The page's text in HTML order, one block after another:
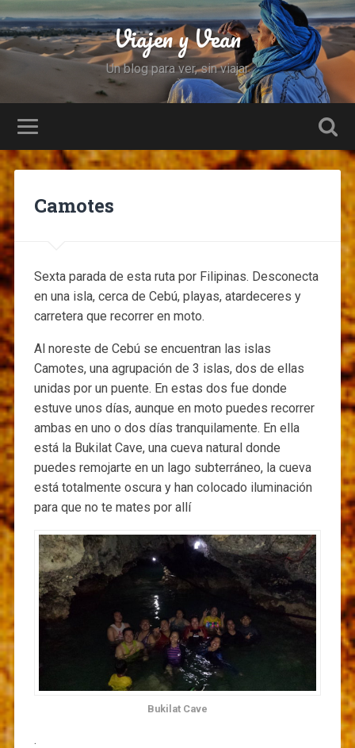
Viajen y Vean
Un blog para ver, sin viajar
Camotes
Sexta parada de esta ruta por Filipinas. Desconecta
en una isla, cerca de Cebú, playas, atardeceres y
carretera que recorrer en moto.
Al noreste de Cebú se encuentran las islas
Camotes, una agrupación de 3 islas, dos de ellas
unidas por un puente. En estas dos fue donde
estuve unos días, aunque en moto puedes recorrer
ambas en uno o dos días tranquilamente. En ella
está la Bukilat Cave, una cueva natural donde
puedes remojarte en un lago subterráneo, la cueva
está totalmente oscura y han colocado iluminación
para que no te mates por allí
Bukilat Cave
.